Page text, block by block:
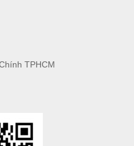
TPHCM